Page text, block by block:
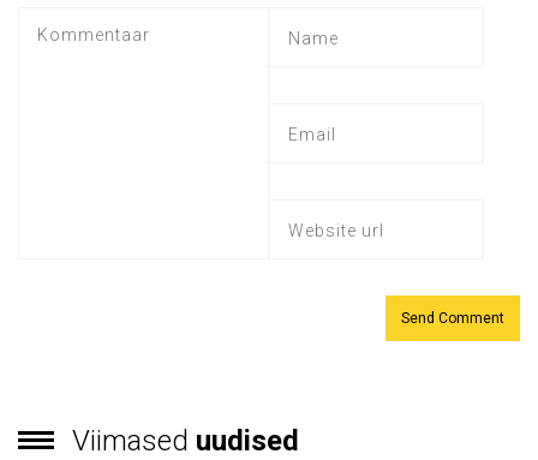
Viimased uudised